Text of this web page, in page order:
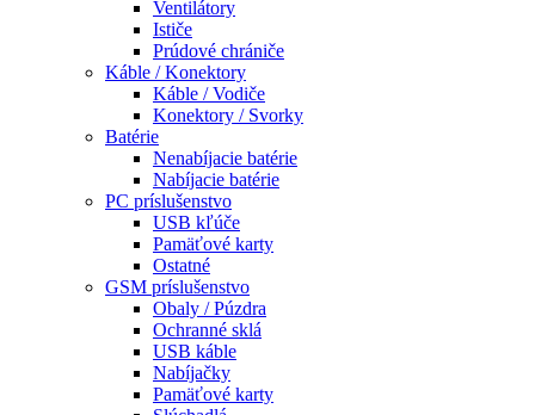
Ventilátory
Ističe
Prúdové chrániče
Káble / Konektory
Káble / Vodiče
Konektory / Svorky
Batérie
Nenabíjacie batérie
Nabíjacie batérie
PC príslušenstvo
USB kľúče
Pamäťové karty
Ostatné
GSM príslušenstvo
Obaly / Púzdra
Ochranné sklá
USB káble
Nabíjačky
Pamäťové karty